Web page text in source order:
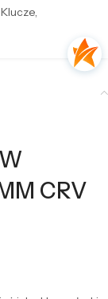
Klucze,
CRV